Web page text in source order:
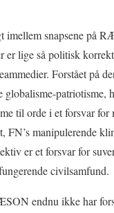
imellem snapsene på
er lige så politisk
Forstået på
globalisme-patriotisme,
til orde i et forsvar for
manipulerende
er et forsvar for
civilsamfund.
endnu ikke har